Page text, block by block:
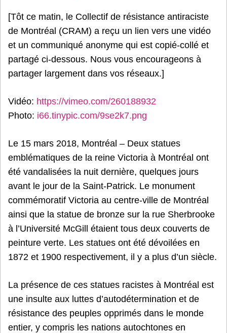
[Tôt ce matin, le Collectif de résistance antiraciste
de Montréal (CRAM) a reçu un lien vers une vidéo
et un communiqué anonyme qui est copié-collé et
partagé ci-dessous. Nous vous encourageons à
partager largement dans vos réseaux.]
Vidéo: https://vimeo.com/260188932
Photo: i66.tinypic.com/9se2k7.png
Le 15 mars 2018, Montréal – Deux statues
emblématiques de la reine Victoria à Montréal ont
été vandalisées la nuit dernière, quelques jours
avant le jour de la Saint-Patrick. Le monument
commémoratif Victoria au centre-ville de Montréal
ainsi que la statue de bronze sur la rue Sherbrooke
à l’Université McGill étaient tous deux couverts de
peinture verte. Les statues ont été dévoilées en
1872 et 1900 respectivement, il y a plus d’un siècle.
La présence de ces statues racistes à Montréal est
une insulte aux luttes d’autodétermination et de
résistance des peuples opprimés dans le monde
entier, y compris les nations autochtones en